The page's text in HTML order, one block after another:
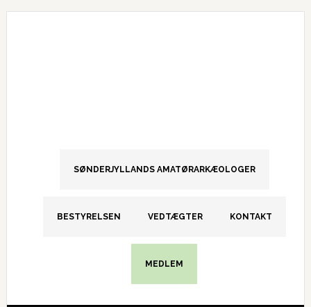
Gå
Skip
Gå
SØNDERJYLLANDS AMATØRARKÆOLOGER
BESTYRELSEN VEDTÆGTER KONTAKT
MEDLEM